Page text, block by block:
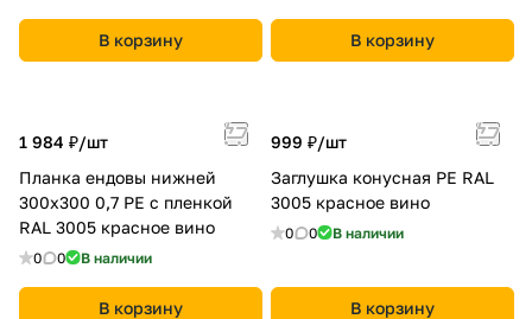
В корзину В корзину
1 984 ₽/шт
Планка ендовы нижней
300х300 0,7 PE с пленкой
RAL 3005 красное вино
0 0 В наличии
В корзину
999 ₽/шт
Заглушка конусная PE RAL
3005 красное вино
0 0 В наличии
В корзину